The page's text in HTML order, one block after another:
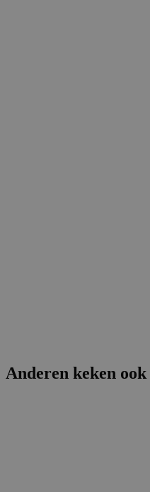
Anderen keken